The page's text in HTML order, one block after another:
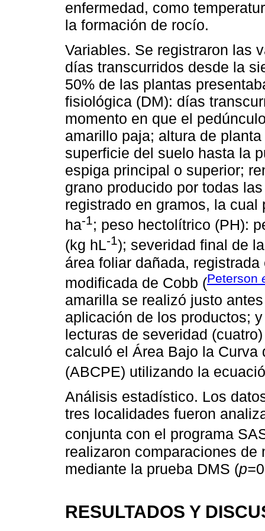
enfermedad, como
la formación de rocío.
Variables. Se registraron las
días transcurridos desde la
50% de las plantas
fisiológica (DM): días
momento en que el
amarillo paja; altura de
superficie del suelo hasta la
espiga principal o superior;
grano producido por todas
registrado en gramos, la
ha-1; peso hectolítrico (PH):
(kg hL-1); severidad final de
área foliar dañada,
modificada de Cobb (Peterson
amarilla se realizó justo
aplicación de los productos;
lecturas de severidad
calculó el Área Bajo la
(ABCPE) utilizando la
Análisis estadístico. Los
tres localidades fueron
conjunta con el programa
realizaron comparaciones
mediante la prueba DMS (p=
RESULTADOS Y